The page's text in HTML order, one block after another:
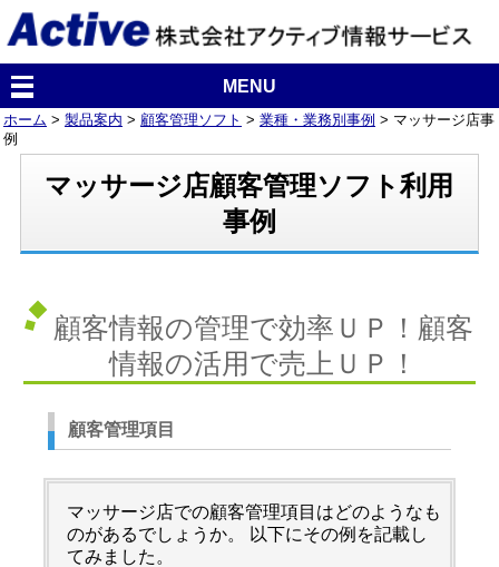
MENU
ホーム > 製品案内 > 顧客管理ソフト > 業種・業務別事例 > マッサージ店事
例
マッサージ店顧客管理ソフト利用
事例
顧客情報の管理で効率ＵＰ！顧客
情報の活用で売上ＵＰ！
顧客管理項目
マッサージ店での顧客管理項目はどのようなも
のがあるでしょうか。 以下にその例を記載し
てみました。